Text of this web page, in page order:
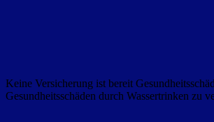
Keine Versicherung ist bereit
Gesundheitsschäden durch Wassertrinken